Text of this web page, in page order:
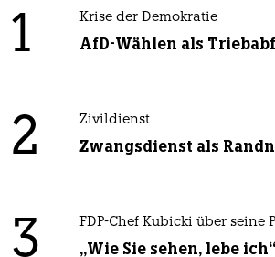
1 Krise der Demokratie
AfD-Wählen als
2 Zivildienst
Zwangsdienst als
3 FDP-Chef Kubicki über seine
„Wie Sie sehen, lebe ich“